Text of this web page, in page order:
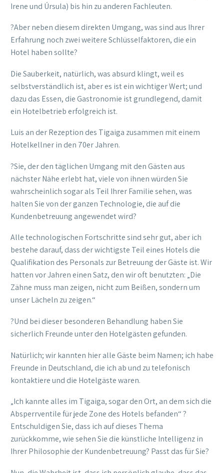
Irene und Úrsula) bis hin zu anderen Fachleuten.
?Aber neben diesem direkten Umgang, was sind aus Ihrer
Erfahrung noch zwei weitere Schlüsselfaktoren, die ein
Hotel haben sollte?
Die Sauberkeit, natürlich, was absurd klingt, weil es
selbstverständlich ist, aber es ist ein wichtiger Wert; und
dazu das Essen, die Gastronomie ist grundlegend, damit
ein Hotelbetrieb erfolgreich ist.
Luis an der Rezeption des Tigaiga zusammen mit einem
Hotelkellner in den 70er Jahren.
?Sie, der den täglichen Umgang mit den Gästen aus
nächster Nähe erlebt hat, viele von ihnen würden Sie
wahrscheinlich sogar als Teil Ihrer Familie sehen, was
halten Sie von der ganzen Technologie, die auf die
Kundenbetreuung angewendet wird?
Alle technologischen Fortschritte sind sehr gut, aber ich
bestehe darauf, dass der wichtigste Teil eines Hotels die
Qualifikation des Personals zur Betreuung der Gäste ist. Wir
hatten vor Jahren einen Satz, den wir oft benutzten: „Die
Zähne muss man zeigen, nicht zum Beißen, sondern um
unser Lächeln zu zeigen.“
?Und bei dieser besonderen Behandlung haben Sie
sicherlich Freunde unter den Hotelgästen gefunden.
Natürlich; wir kannten hier alle Gäste beim Namen; ich habe
Freunde in Deutschland, die ich ab und zu telefonisch
kontaktiere und die Hotelgäste waren.
„Ich kannte alles im Tigaiga, sogar den Ort, an dem sich die
Absperrventile für jede Zone des Hotels befanden“ ?
Entschuldigen Sie, dass ich auf dieses Thema
zurückkomme, wie sehen Sie die künstliche Intelligenz in
Ihrer Philosophie der Kundenbetreuung? Passt das für Sie?